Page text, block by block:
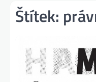
Štítek: